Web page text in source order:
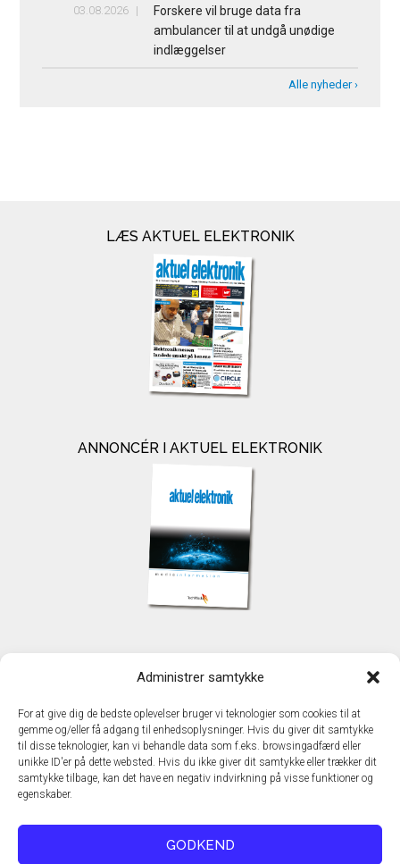
Administrer samtykke
For at give dig de bedste oplevelser bruger vi teknologier som cookies til at
gemme og/eller få adgang til enhedsoplysninger. Hvis du giver dit samtykke
til disse teknologier, kan vi behandle data som f.eks. browsingadfærd eller
unikke ID'er på dette websted. Hvis du ikke giver dit samtykke eller trækker dit
samtykke tilbage, kan det have en negativ indvirkning på visse funktioner og
egenskaber.
GODKEND
03.08.2026
Forskere vil bruge data fra
ambulancer til at undgå unødige
indlæggelser
Alle nyheder ›
LÆS AKTUEL ELEKTRONIK
ANNONCÉR I AKTUEL ELEKTRONIK
TechMedia A/S
DK - 2600 Glostrup
www.techmedia.dk
Telefon: +45 43 24 26 28
E-mail:info@techmedia.dk